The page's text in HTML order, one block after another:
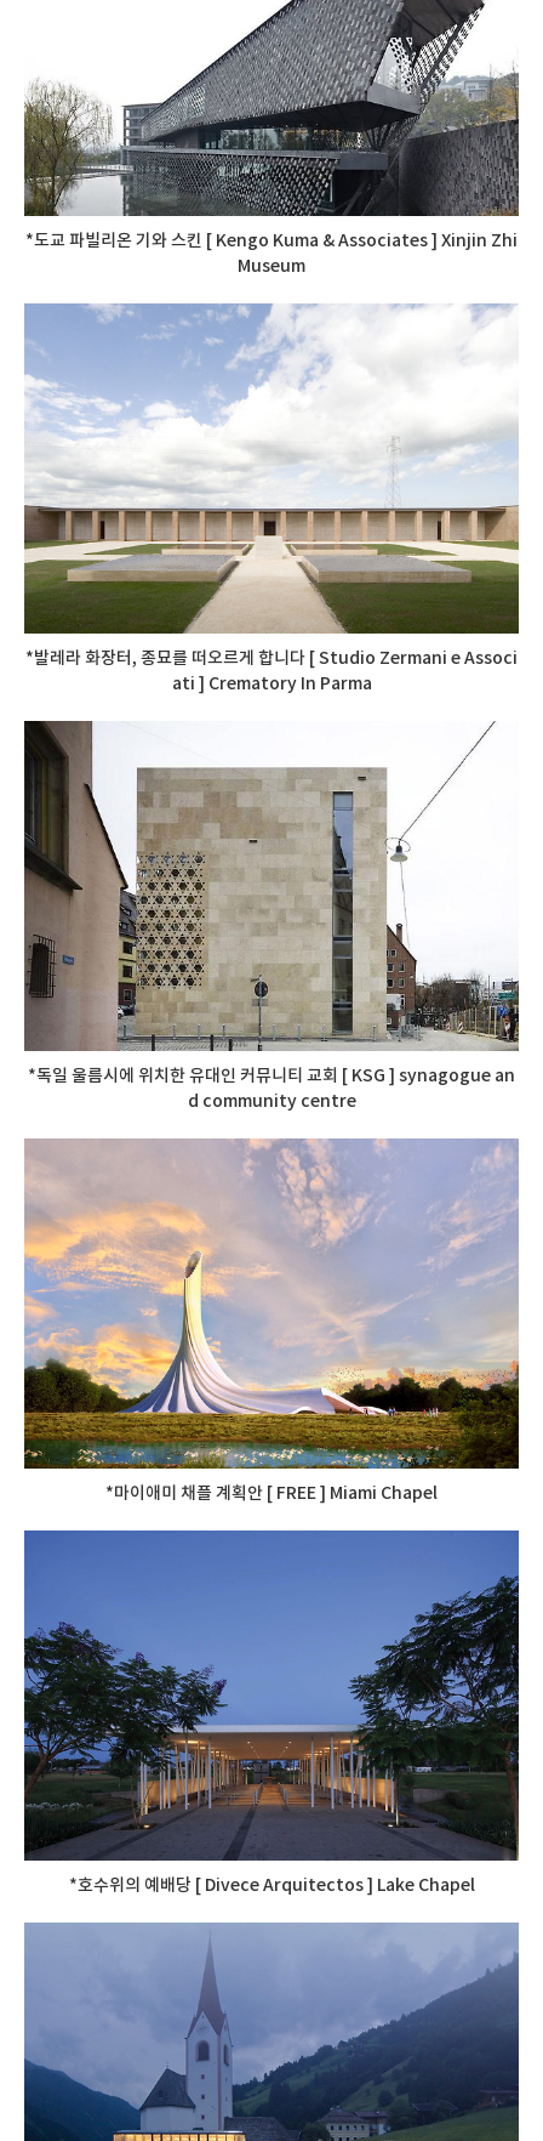
*도교 파빌리온 기와 스킨 [ Kengo Kuma & Associates ] Xinjin Zhi
Museum
*발레라 화장터, 종묘를 떠오르게 합니다 [ Studio Zermani e Associ
ati ] Crematory In Parma
*독일 울름시에 위치한 유대인 커뮤니티 교회 [ KSG ] synagogue an
d community centre
*마이애미 채플 계획안 [ FREE ] Miami Chapel
*호수위의 예배당 [ Divece Arquitectos ] Lake Chapel